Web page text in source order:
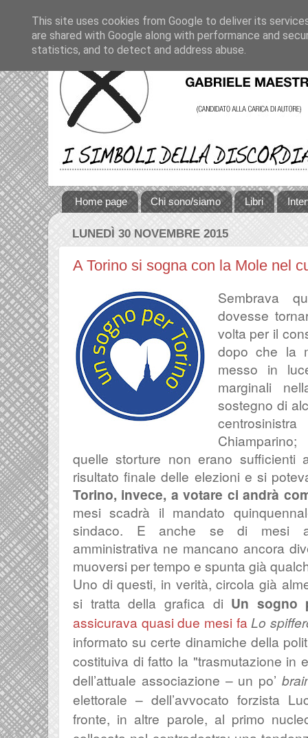
Home page Chi sono/siamo Libri
LUNEDÌ 30 NOVEMBRE 2015
A Torino si sogna con la Mole nel
Sembrava
dovesse
volta per il
dopo che la
messo in
marginali
sostegno di
quelle storture non erano sufficienti
risultato finale delle elezioni e si
Torino, invece, a votare ci andrà
mesi scadrà il mandato
sindaco. E anche se di mesi
amministrativa ne mancano ancora
muoversi per tempo e spunta già
Uno di questi, in verità, circola già
si tratta della grafica di Un sogno
assicurava quasi due mesi fa Lo
informato su certe dinamiche della
costituiva di fatto la "trasmutazione in
dell’attuale associazione – un po’
elettorale – dell’avvocato forzista
fronte, in altre parole, al primo
This site uses cookies from Google to deliver its
are shared with Google along with performance and
statistics, and to detect and address abuse.